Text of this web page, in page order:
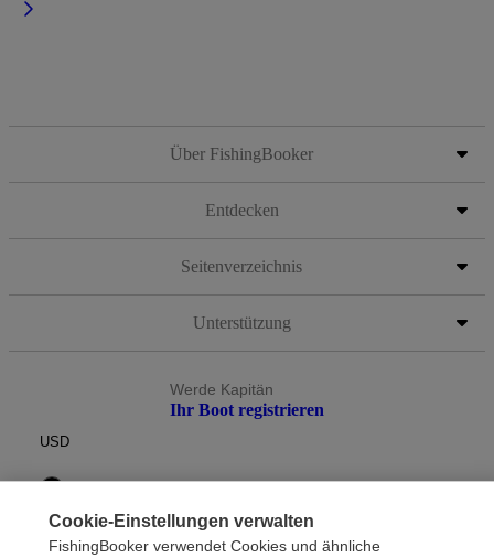
Über FishingBooker
Entdecken
Seitenverzeichnis
Unterstützung
Werde Kapitän
Ihr Boot registrieren
USD
Cookie-Einstellungen verwalten
FishingBooker verwendet Cookies und ähnliche